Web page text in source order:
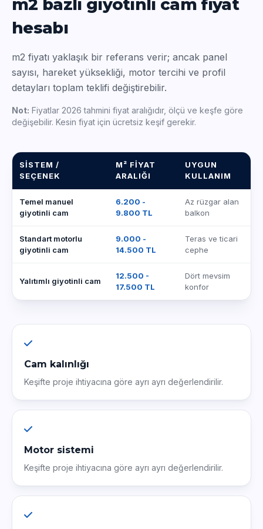
m2 bazlı giyotinli cam fiyat
hesabı
m2 fiyatı yaklaşık bir referans verir; ancak panel
sayısı, hareket yüksekliği, motor tercihi ve profil
detayları toplam teklifi değiştirebilir.
Not: Fiyatlar 2026 tahmini fiyat aralığıdır, ölçü ve keşfe göre
değişebilir. Kesin fiyat için ücretsiz keşif gerekir.
SISTEM /
SEÇENEK
M² FIYAT
ARALIĞI
UYGUN
KULLANIM
Temel manuel
giyotinli cam
6.200 -
9.800 TL
Az rüzgar alan
balkon
Standart motorlu
giyotinli cam
9.000 -
14.500 TL
Teras ve ticari
cephe
Yalıtımlı giyotinli cam
12.500 -
17.500 TL
Dört mevsim
konfor
Cam kalınlığı
Keşifte proje ihtiyacına göre ayrı ayrı değerlendirilir.
Motor sistemi
Keşifte proje ihtiyacına göre ayrı ayrı değerlendirilir.